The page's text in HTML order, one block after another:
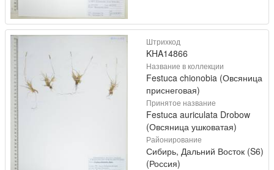
Штрихкод
KHA14866
Название в коллекции
Festuca chionobia (Овсяница
приснеговая)
Принятое название
Festuca auriculata Drobow
(Овсяница ушковатая)
Районирование
Сибирь, Дальний Восток (S6)
(Россия)